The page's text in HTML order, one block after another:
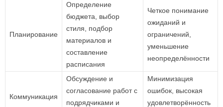
Планирование
Определение
бюджета, выбор
стиля, подбор
материалов и
составление
расписания
Четкое понимание
ожиданий и
ограничений,
уменьшение
неопределённости
Коммуникация
Обсуждение и
согласование работ с
подрядчиками и
Минимизация
ошибок, высокая
удовлетворённость